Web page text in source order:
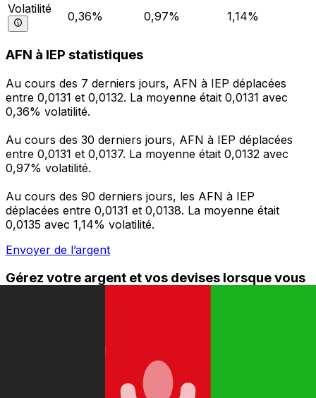
Volatilité
0,36% 0,97% 1,14%
AFN à IEP statistiques
Au cours des 7 derniers jours, AFN à IEP déplacées
entre 0,0131 et 0,0132. La moyenne était 0,0131 avec
0,36% volatilité.
Au cours des 30 derniers jours, AFN à IEP déplacées
entre 0,0131 et 0,0137. La moyenne était 0,0132 avec
0,97% volatilité.
Au cours des 90 derniers jours, les AFN à IEP
déplacées entre 0,0131 et 0,0138. La moyenne était
0,0135 avec 1,14% volatilité.
Envoyer de l’argent
Gérez votre argent et vos devises lorsque vous
et la gestion de vos devises. Convertissez des devises,
programmez des alertes de taux et transférez de
l'argent à l'étranger sans frais cachés. Téléchargez
l'application dès aujourd'hui !